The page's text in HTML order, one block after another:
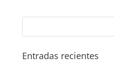
Entradas recientes